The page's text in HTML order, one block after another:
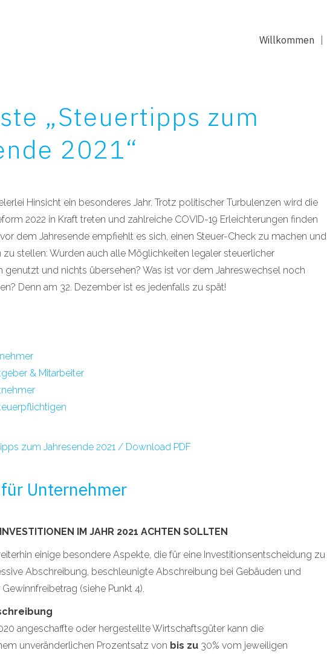
Willkommen
„Steuertipps zum
2021“
Hinsicht ein besonderes Jahr. Trotz politischer Turbulenzen wird die
2022 in Kraft treten und zahlreiche COVID-19 Erleichterungen finden
dem Jahresende empfiehlt es sich, einen Steuer-Check zu machen und
stellen: Wurden auch alle Möglichkeiten legaler steuerlicher
genutzt und nichts übersehen? Was ist vor dem Jahreswechsel noch
Denn am 32. Dezember ist es jedenfalls zu spät!
& Mitarbeiter
zum Jahresende 2021 / Download PDF
Unternehmer
IM JAHR 2021 ACHTEN SOLLTEN
einige besondere Aspekte, die für eine Investitionsentscheidung zu
Abschreibung, beschleunigte Abschreibung bei Gebäuden und
(siehe Punkt 4).
angeschaffte oder hergestellte Wirtschaftsgüter kann die
unveränderlichen Prozentsatz von bis zu 30% vom jeweiligen